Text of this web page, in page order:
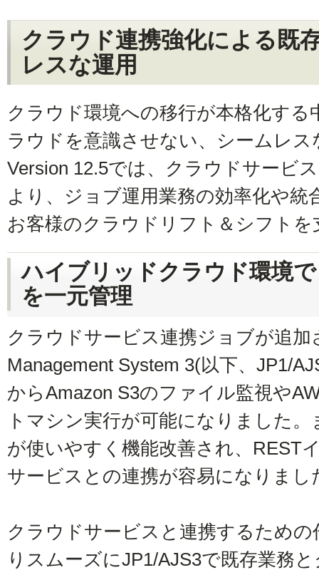
クラウド連携強化による既
レスな運用
クラウド環境への移行が本格化す
ラウドを意識させない、シームレ
Version 12.5では、クラウドサービ
より、ジョブ運用業務の効率化や統
お客様のクラウドリフト＆シフトを
ハイブリッドクラウド環境
を一元管理
クラウドサービス連携ジョブが追加
Management System 3(以下、JP1/
からAmazon S3のファイル監視や
トマシン実行が可能になりました
が使いやすく機能改善され、REST
サービスとの連携が容易になりまし
クラウドサービスと連携するため
りスムーズにJP1/AJS3で既存業務